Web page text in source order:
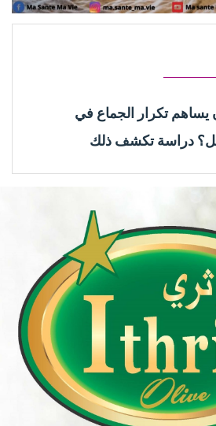
يساهم تكرار الجماع في
دراسة تكشف ذلك